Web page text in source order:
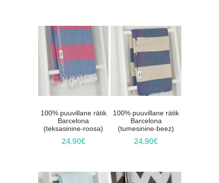
100% puuvillane rätik
Barcelona
(teksasinine-roosa)
24.90€
100% puuvillane rätik
Barcelona
(tumesinine-beez)
24.90€